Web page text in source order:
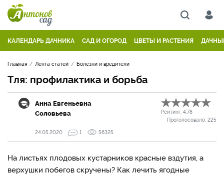
КАЛЕНДАРЬ ДАЧНИКА САД И ОГОРОД ЦВЕТЫ И РАСТЕНИЯ
Главная Лента статей Болезни и вредители
Тля: профилактика и борьба
Анна Евгеньевна
Соловьева
Рейтинг: 4.78
Проголосовало: 225
24.05.2020
1 56325
На листьях плодовых кустарников красные вздутия, а
верхушки побегов скручены? Как лечить ягодные